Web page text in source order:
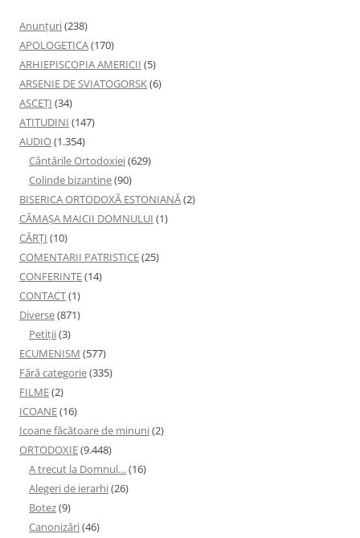
Anunţuri(238)
APOLOGETICA(170)
ARHIEPISCOPIA AMERICII (5)
ARSENIE DE SVIATOGORSK(6)
ASCEȚI (34)
ATITUDINI (147)
AUDIO(1.354)
Cântările Ortodoxiei(629)
Colinde bizantine(90)
BISERICA ORTODOXĂ ESTONIANĂ(2)
CĂMAȘA MAICII DOMNULUI (1)
CĂRȚI (10)
COMENTARII PATRISTICE(25)
CONFERINTE(14)
CONTACT(1)
Diverse(871)
Petiţii(3)
ECUMENISM (577)
Fără categorie(335)
FILME(2)
ICOANE(16)
Icoane făcătoare de minuni(2)
ORTODOXIE(9.448)
A trecut la Domnul… (16)
Alegeri de ierarhi(26)
Botez(9)
Canonizări(46)